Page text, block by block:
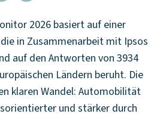
2026 basiert auf einer
in Zusammenarbeit mit Ipsos
auf den Antworten von 3934
Ländern beruht. Die
klaren Wandel: Automobilität
und stärker durch